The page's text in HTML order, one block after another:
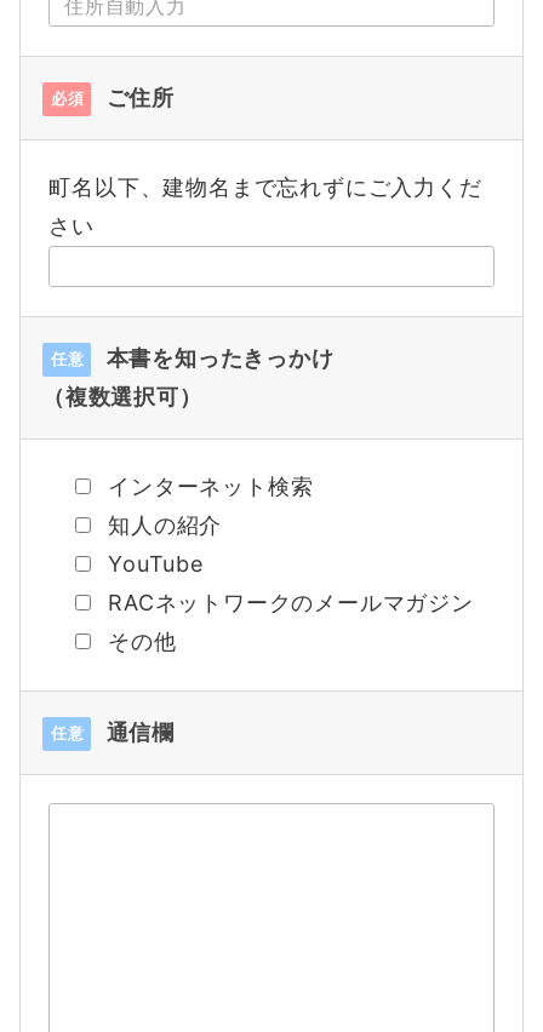
必須 ご住所
町名以下、建物名まで忘れずにご入力くだ
さい
任意
本書を知ったきっかけ
（複数選択可）
インターネット検索
知人の紹介
YouTube
RACネットワークのメールマガジン
その他
任意 通信欄